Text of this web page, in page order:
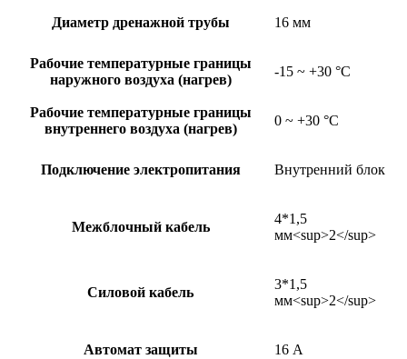
Диаметр дренажной трубы 16 мм
Рабочие температурные границы
наружного воздуха (нагрев)
-15 ~ +30 °C
Рабочие температурные границы
внутреннего воздуха (нагрев)
0 ~ +30 °C
Подключение электропитания Внутренний блок
Межблочный кабель
4*1,5
мм<sup>2</sup>
Силовой кабель
3*1,5
мм<sup>2</sup>
Автомат защиты 16 А